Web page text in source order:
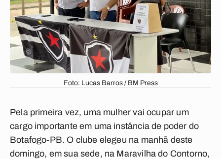
Foto: Lucas Barros / BM Press
Pela primeira vez, uma mulher vai ocupar um
cargo importante em uma instância de poder do
Botafogo-PB. O clube elegeu na manhã deste
domingo, em sua sede, na Maravilha do Contorno,